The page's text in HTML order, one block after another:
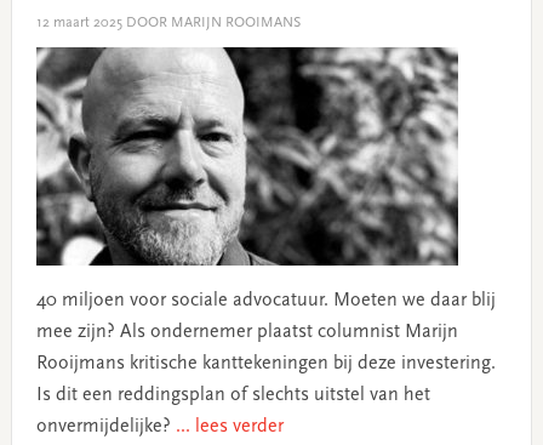
12 maart 2025DOOR MARIJN ROOIMANS
40 miljoen voor sociale advocatuur. Moeten we daar blij
mee zijn? Als ondernemer plaatst columnist Marijn
Rooijmans kritische kanttekeningen bij deze investering.
Is dit een reddingsplan of slechts uitstel van het
onvermijdelijke? ... lees verder